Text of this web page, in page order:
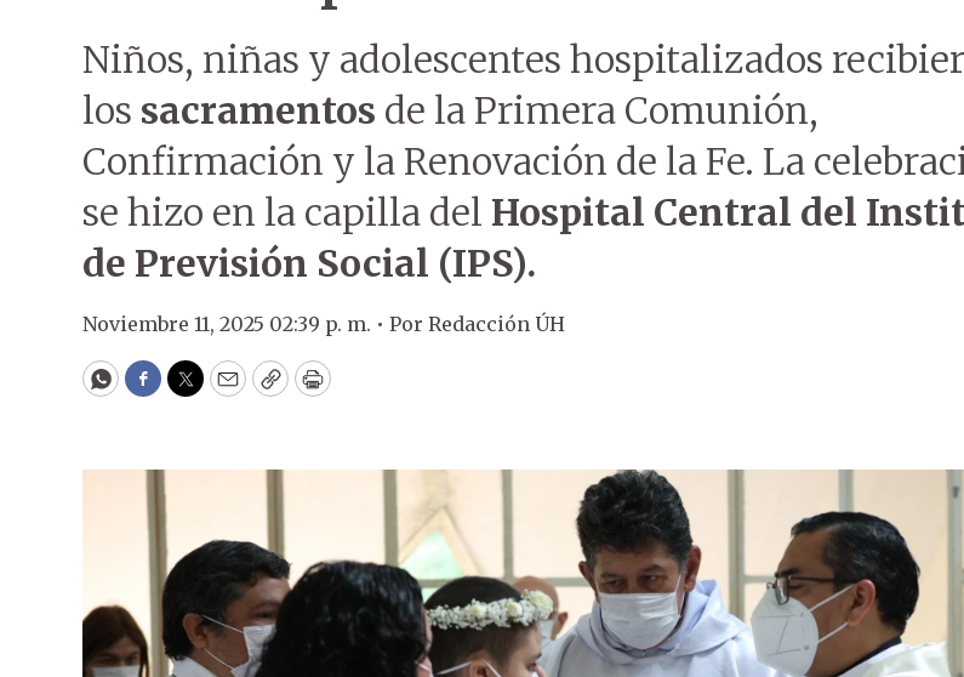
Niños, niñas y adolescentes hospitalizados
los sacramentos de la Primera Comunión,
Confirmación y la Renovación de la Fe. La
se hizo en la capilla del Hospital Central del
de Previsión Social (IPS).
Noviembre 11, 2025 02:39 p. m. • Por Redacción ÚH
WhatsApp
Facebook
Twitter
EmailCopyPrint